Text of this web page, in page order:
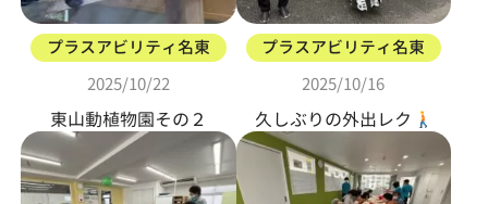
プラスアビリティ名東
2025/10/22
東山動植物園その２
プラスアビリティ名東
2025/10/16
久しぶりの外出レク